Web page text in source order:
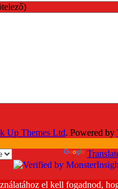
Up Themes Ltd. Powered by
el kell fogadnod,